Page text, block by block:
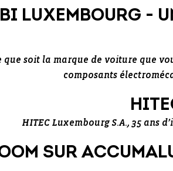
LUXEMBOURG -
que soit la marque de voiture que
composants
HITEC Luxembourg S.A., 35 ans
SUR